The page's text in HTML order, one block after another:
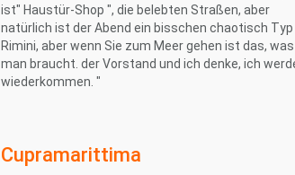
ist" Haustür-Shop ", die belebten Straßen, aber
natürlich ist der Abend ein bisschen chaotisch Typ
Rimini, aber wenn Sie zum Meer gehen ist das, was
man braucht. der Vorstand und ich denke, ich
wiederkommen. "
Cupramarittima